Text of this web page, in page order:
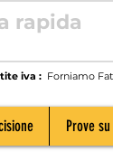
iva : Forniamo
Prove